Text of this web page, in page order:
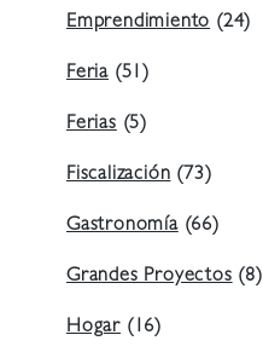
Emprendimiento(24)
Feria (51)
Ferias(5)
Fiscalización(73)
Gastronomía(66)
Grandes Proyectos(8)
Hogar (16)